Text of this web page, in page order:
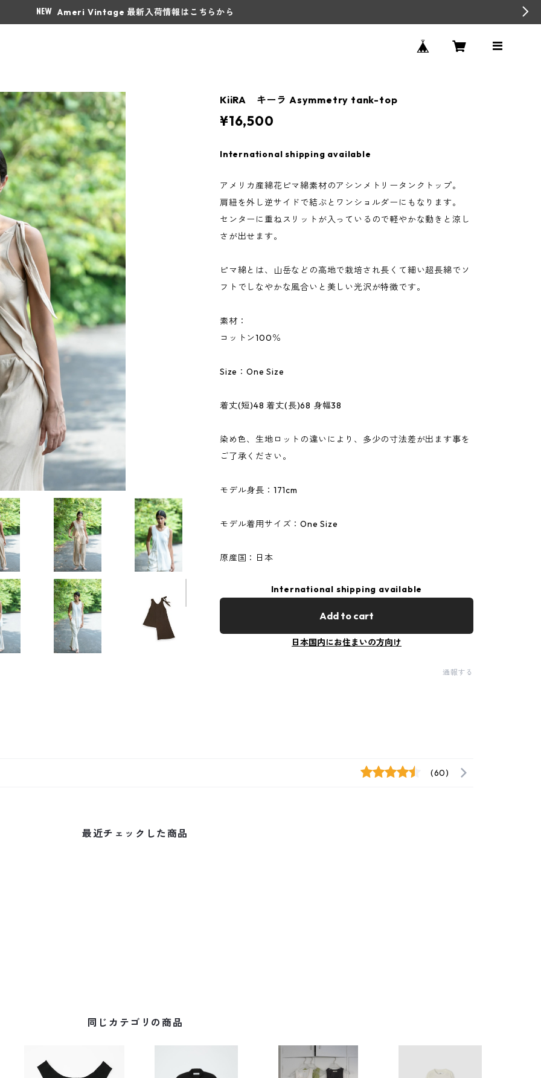
Ameri Vintage 最新入荷情報はこちらから
KiiRA キーラ Asymmetry tank-top
¥16,500
International shipping available
アメリカ産綿花ピマ綿素材のアシンメトリータンクトップ。
肩紐を外し逆サイドで結ぶとワンショルダーにもなります。
センターに重ねスリットが入っているので軽やかな動きと涼し
さが出せます。
ピマ綿とは、山岳などの高地で栽培され長くて細い超長綿でソ
フトでしなやかな風合いと美しい光沢が特徴です。
素材：
コットン100％
Size：One Size
着丈(短)48 着丈(長)68 身幅38
染め色、生地ロットの違いにより、多少の寸法差が出ます事を
ご了承ください。
モデル身長：171cm
モデル着用サイズ：One Size
原産国：日本
International shipping available
Add to cart
日本国内にお住まいの方向け
通報する
(60)
最近チェックした商品
同じカテゴリの商品